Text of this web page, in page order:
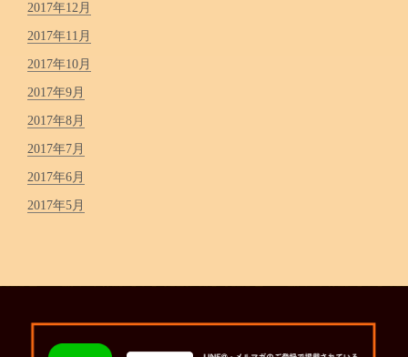
2017年12月
2017年11月
2017年10月
2017年9月
2017年8月
2017年7月
2017年6月
2017年5月